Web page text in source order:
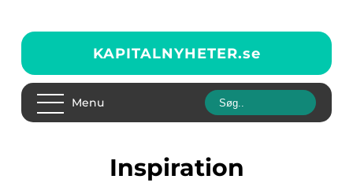
KAPITALNYHETER.se
Menu
inspiration